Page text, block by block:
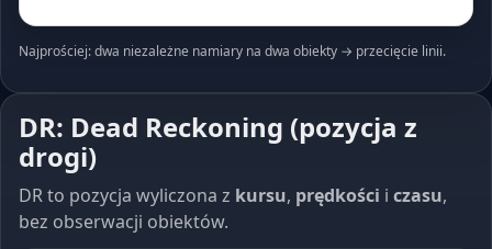
Najprościej: dwa niezależne namiary na dwa obiekty → przecięcie linii.
DR: Dead Reckoning (pozycja z
drogi)
DR to pozycja wyliczona z kursu, prędkości i czasu,
bez obserwacji obiektów.